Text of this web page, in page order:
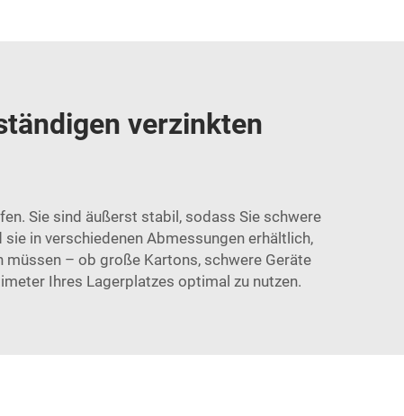
verzinkten
Sie sind äußerst stabil, sodass Sie schwere
in verschiedenen Abmessungen erhältlich,
müssen – ob große Kartons, schwere Geräte
Ihres Lagerplatzes optimal zu nutzen.